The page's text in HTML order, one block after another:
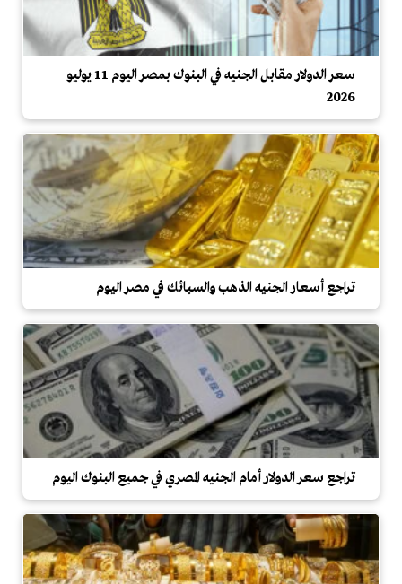
سعر الدولار مقابل الجنيه في البنوك بمصر اليوم 11 يوليو
2026
تراجع أسعار الجنيه الذهب والسبائك في مصر اليوم
تراجع سعر الدولار أمام الجنيه المصري في جميع البنوك اليوم